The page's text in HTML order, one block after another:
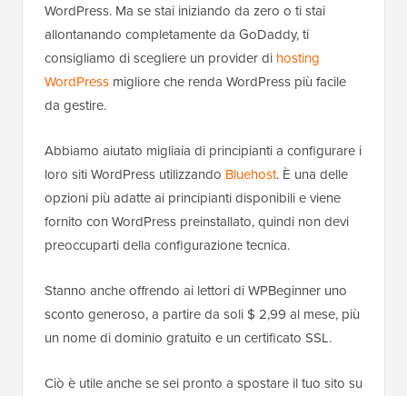
WordPress. Ma se stai iniziando da zero o ti stai
allontanando completamente da GoDaddy, ti
consigliamo di scegliere un provider di hosting
WordPress migliore che renda WordPress più facile
da gestire.
Abbiamo aiutato migliaia di principianti a configurare i
loro siti WordPress utilizzando Bluehost. È una delle
opzioni più adatte ai principianti disponibili e viene
fornito con WordPress preinstallato, quindi non devi
preoccuparti della configurazione tecnica.
Stanno anche offrendo ai lettori di WPBeginner uno
sconto generoso, a partire da soli $ 2,99 al mese, più
un nome di dominio gratuito e un certificato SSL.
Ciò è utile anche se sei pronto a spostare il tuo sito su